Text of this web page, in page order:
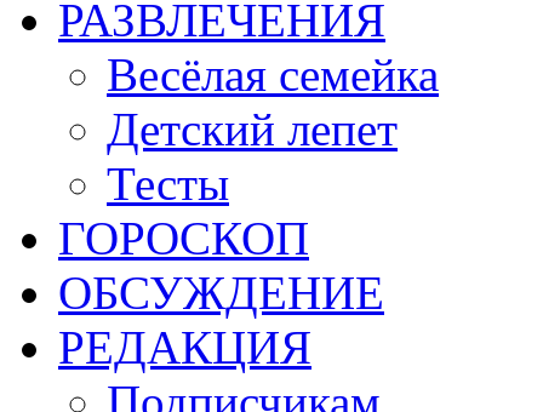
РАЗВЛЕЧЕНИЯ
Весёлая семейка
Детский лепет
Тесты
ГОРОСКОП
ОБСУЖДЕНИЕ
РЕДАКЦИЯ